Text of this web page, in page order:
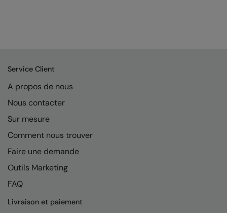
Westford Mill
Wombat
Xpres
Yoko
Service Client
A propos de nous
Nous contacter
Sur mesure
Comment nous trouver
Faire une demande
Outils Marketing
FAQ
Livraison et paiement